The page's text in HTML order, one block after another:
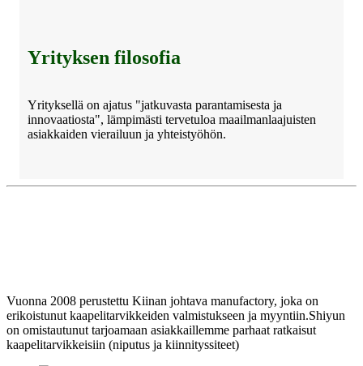
Yrityksen filosofia
Yrityksellä on ajatus "jatkuvasta parantamisesta ja
innovaatiosta", lämpimästi tervetuloa maailmanlaajuisten
asiakkaiden vierailuun ja yhteistyöhön.
Vuonna 2008 perustettu Kiinan johtava manufactory, joka on
erikoistunut kaapelitarvikkeiden valmistukseen ja myyntiin.Shiyun
on omistautunut tarjoamaan asiakkaillemme parhaat ratkaisut
kaapelitarvikkeisiin (niputus ja kiinnityssiteet)